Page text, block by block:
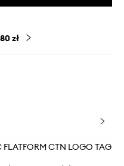
zł
CTN LOGO TAG